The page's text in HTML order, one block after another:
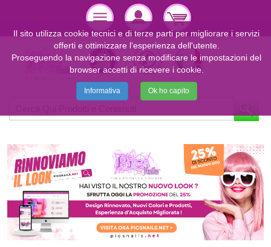
Il sito utilizza cookie tecnici e di terze parti per migliorare i servizi
offerti e ottimizzare l'esperienza dell'utente.
Proseguendo la navigazione senza modificare le impostazioni del
browser accetti di ricevere i cookie.
Informativa Ok ho capito